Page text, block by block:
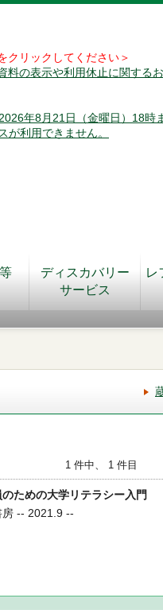
リックしてください＞
料の表示や利用休止に関する
年8月21日（金曜日）18時
が利用できません。
ディスカバリー
サービス
レ
1 件中、 1 件目
ための大学リテラシー入門
-- 2021.9 --